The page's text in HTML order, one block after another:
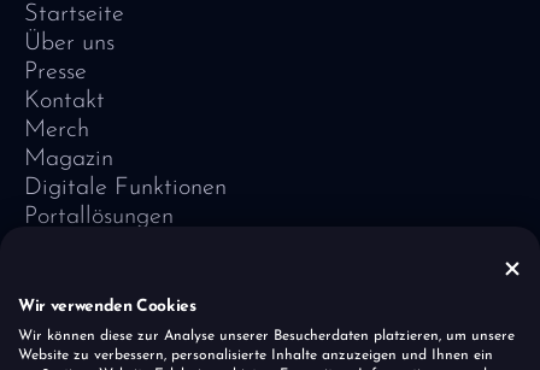
Startseite
Über uns
Presse
Kontakt
Merch
Magazin
Digitale Funktionen
Portallösungen
Vivid Vision
Impressum
Datenschutz
Wir verwenden Cookies
Wir können diese zur Analyse unserer Besucherdaten platzieren, um unsere
Website zu verbessern, personalisierte Inhalte anzuzeigen und Ihnen ein